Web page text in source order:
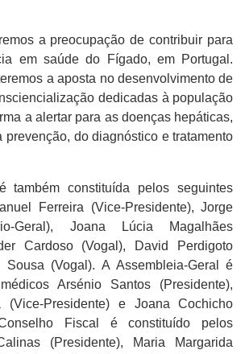
a preocupação de contribuir para
em saúde do Fígado, em Portugal.
a aposta no desenvolvimento de
dedicadas à população
a alertar para as doenças hepáticas,
prevenção, do diagnóstico e tratamento
também constituída pelos seguintes
Ferreira (Vice-Presidente), Jorge
Geral), Joana Lúcia Magalhães
Cardoso (Vogal), David Perdigoto
(Vogal). A Assembleia-Geral é
Arsénio Santos (Presidente),
(Vice-Presidente) e Joana Cochicho
Fiscal é constituído pelos
(Presidente), Maria Margarida